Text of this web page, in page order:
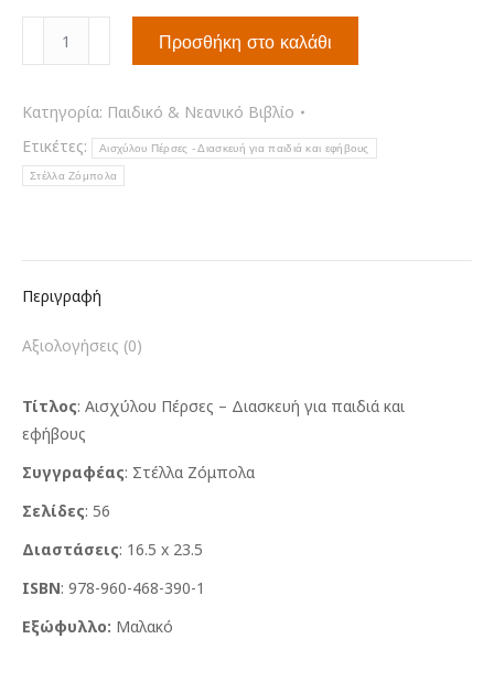
Διασκευή
για
παιδιά
Προσθήκη στο καλάθι
Κατηγορία: Παιδικό & Νεανικό Βιβλίο
Ετικέτες:
Αισχύλου Πέρσες - Διασκευή για παιδιά και εφήβους
Στέλλα Ζόμπολα
Περιγραφή
Αξιολογήσεις (0)
Τίτλος: Αισχύλου Πέρσες – Διασκευή για παιδιά και
εφήβους
Συγγραφέας: Στέλλα Ζόμπολα
Σελίδες: 56
Διαστάσεις: 16.5 x 23.5
ISBN: 978-960-468-390-1
Εξώφυλλο: Μαλακό